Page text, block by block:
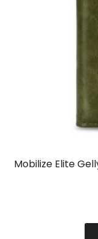
Mobilize Elite